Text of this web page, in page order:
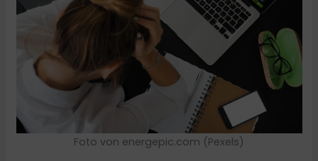
Foto von energepic.com (Pexels)